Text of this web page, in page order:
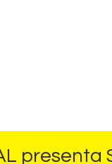
presenta